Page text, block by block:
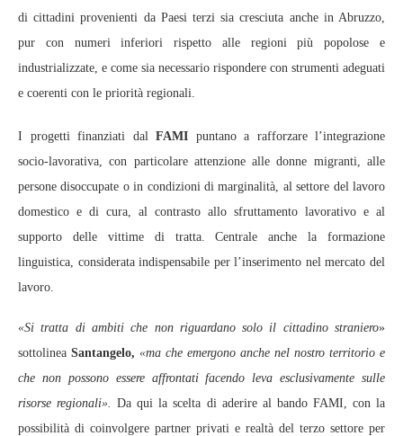
di cittadini provenienti da Paesi terzi sia cresciuta anche in Abruzzo,
pur con numeri inferiori rispetto alle regioni più popolose e
industrializzate, e come sia necessario rispondere con strumenti adeguati
e coerenti con le priorità regionali.
I progetti finanziati dal FAMI puntano a rafforzare l’integrazione
socio‑lavorativa, con particolare attenzione alle donne migranti, alle
persone disoccupate o in condizioni di marginalità, al settore del lavoro
domestico e di cura, al contrasto allo sfruttamento lavorativo e al
supporto delle vittime di tratta. Centrale anche la formazione
linguistica, considerata indispensabile per l’inserimento nel mercato del
lavoro.
«Si tratta di ambiti che non riguardano solo il cittadino straniero»
sottolinea Santangelo, «ma che emergono anche nel nostro territorio e
che non possono essere affrontati facendo leva esclusivamente sulle
risorse regionali».
Da qui la scelta di aderire al bando FAMI, con la
possibilità di coinvolgere partner privati e realtà del terzo settore per